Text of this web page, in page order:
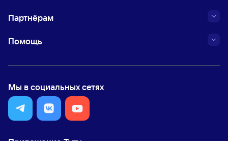
Партнёрам
Помощь
Мы в социальных сетях